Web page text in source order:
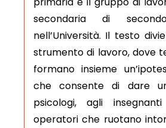
secondaria di
nell’Università. Il testo
strumento di lavoro, dove
formano insieme
che consente di dare
psicologi, agli
operatori che ruotano